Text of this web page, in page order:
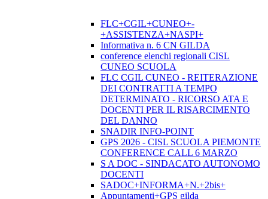
FLC+CGIL+CUNEO+-
+ASSISTENZA+NASPI+
Informativa n. 6 CN GILDA
conference elenchi regionali CISL
CUNEO SCUOLA
FLC CGIL CUNEO - REITERAZIONE
DEI CONTRATTI A TEMPO
DETERMINATO - RICORSO ATA E
DOCENTI PER IL RISARCIMENTO
DEL DANNO
SNADIR INFO-POINT
GPS 2026 - CISL SCUOLA PIEMONTE
CONFERENCE CALL 6 MARZO
S A DOC - SINDACATO AUTONOMO
DOCENTI
SADOC+INFORMA+N.+2bis+
Appuntamenti+GPS gilda